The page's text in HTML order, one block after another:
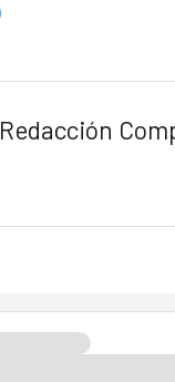
Redacción